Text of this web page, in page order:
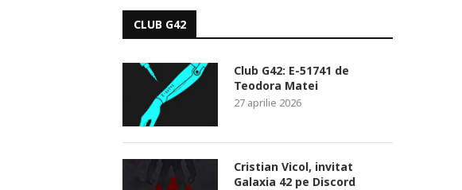
CLUB G42
Club G42: E-51741 de
Teodora Matei
27 aprilie 2026
Cristian Vicol, invitat
Galaxia 42 pe Discord